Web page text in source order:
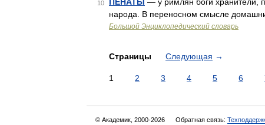
10
народа. В переносном смысле
Большой Энциклопедический словарь
Страницы Следующая →
1 2 3 4 5 6
© Академик, 2000-2026 Обратная связь: